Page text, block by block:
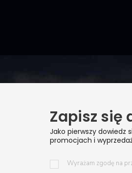
Zapisz się
Jako pierwszy dowiedz
promocjach i
Wyrażam zgodę na